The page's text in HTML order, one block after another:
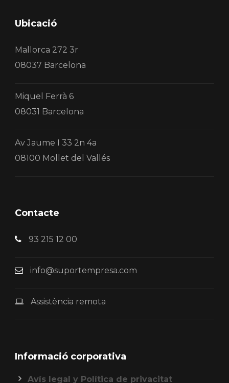
Ubicació
Mallorca 272 3r
08037 Barcelona
Miquel Ferrà 6
08031 Barcelona
Av Jaume I 33 2n 4a
08100 Mollet del Vallés
Contacte
93 215 12 00
info@suportempresa.com
Assistència remota
Informació corporativa
Avís legal y Política de privacitat